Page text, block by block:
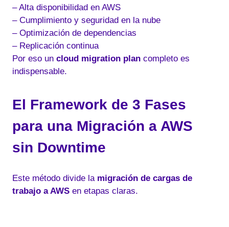
– Alta disponibilidad en AWS
– Cumplimiento y seguridad en la nube
– Optimización de dependencias
– Replicación continua
Por eso un cloud migration plan completo es
indispensable.
El Framework de 3 Fases
para una Migración a AWS
sin Downtime
Este método divide la migración de cargas de
trabajo a AWS en etapas claras.